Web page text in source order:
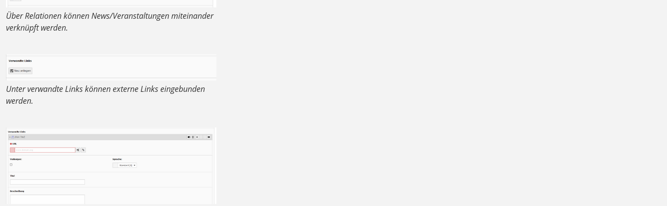
Über Relationen können News/Veranstaltungen miteinander
verknüpft werden.
Unter verwandte Links können externe Links eingebunden
werden.